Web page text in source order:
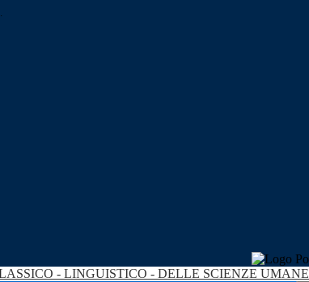
- LINGUISTICO - DELLE SCIENZE UMANE